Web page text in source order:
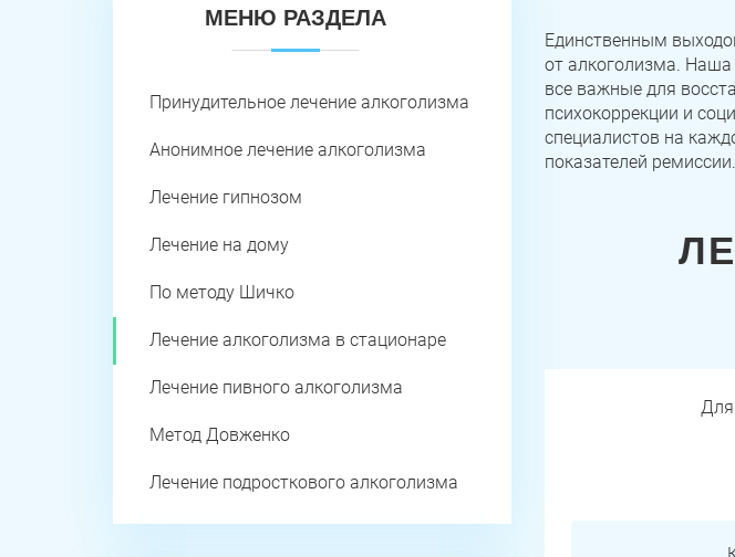
Для
Единственным
от алкоголизма. Наша
все важные для
психокоррекции и
специалистов на
показателей ремиссии.
МЕНЮ РАЗДЕЛА
Принудительное лечение алкоголизма
Анонимное лечение алкоголизма
Лечение гипнозом
Лечение на дому
По методу Шичко
Лечение алкоголизма в стационаре
Лечение пивного алкоголизма
Метод Довженко
Лечение подросткового алкоголизма